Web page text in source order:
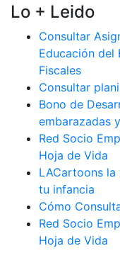
Lo + Leido
Consultar
Educación del
Fiscales
Consultar
Bono de
embarazadas
Red Socio
Hoja de Vida
LACartoons
tu infancia
Cómo
Red Socio
Hoja de Vida